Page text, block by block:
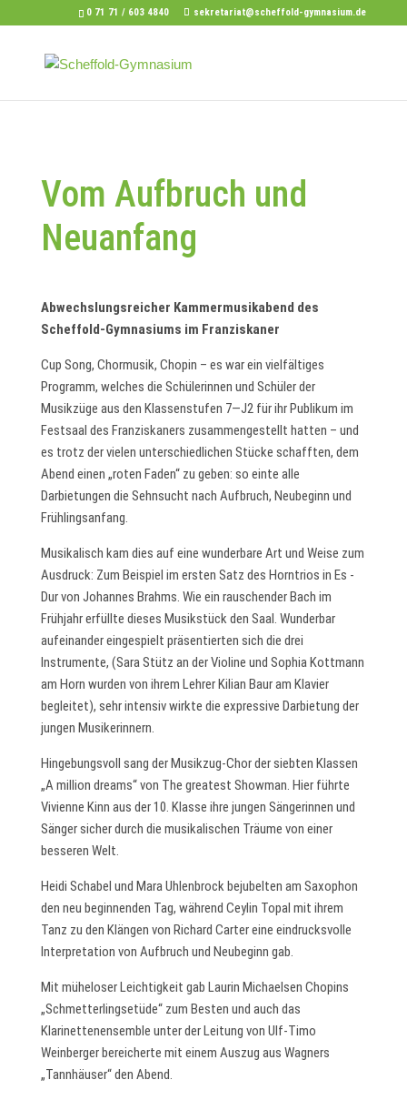
0 71 71 / 603 4840 sekretariat@scheffold-gymnasium.de
Vom Aufbruch und
Neuanfang
Abwechslungsreicher Kammermusikabend des
Scheffold-Gymnasiums im Franziskaner
Cup Song, Chormusik, Chopin – es war ein vielfältiges
Programm, welches die Schülerinnen und Schüler der
Musikzüge aus den Klassenstufen 7—J2 für ihr Publikum im
Festsaal des Franziskaners zusammengestellt hatten – und
es trotz der vielen unterschiedlichen Stücke schafften, dem
Abend einen „roten Faden“ zu geben: so einte alle
Darbietungen die Sehnsucht nach Aufbruch, Neubeginn und
Frühlingsanfang.
Musikalisch kam dies auf eine wunderbare Art und Weise zum
Ausdruck: Zum Beispiel im ersten Satz des Horntrios in Es -
Dur von Johannes Brahms. Wie ein rauschender Bach im
Frühjahr erfüllte dieses Musikstück den Saal. Wunderbar
aufeinander eingespielt präsentierten sich die drei
Instrumente, (Sara Stütz an der Violine und Sophia Kottmann
am Horn wurden von ihrem Lehrer Kilian Baur am Klavier
begleitet), sehr intensiv wirkte die expressive Darbietung der
jungen Musikerinnern.
Hingebungsvoll sang der Musikzug-Chor der siebten Klassen
„A million dreams“ von The greatest Showman. Hier führte
Vivienne Kinn aus der 10. Klasse ihre jungen Sängerinnen und
Sänger sicher durch die musikalischen Träume von einer
besseren Welt.
Heidi Schabel und Mara Uhlenbrock bejubelten am Saxophon
den neu beginnenden Tag, während Ceylin Topal mit ihrem
Tanz zu den Klängen von Richard Carter eine eindrucksvolle
Interpretation von Aufbruch und Neubeginn gab.
Mit müheloser Leichtigkeit gab Laurin Michaelsen Chopins
„Schmetterlingsetüde“ zum Besten und auch das
Klarinettenensemble unter der Leitung von Ulf-Timo
Weinberger bereicherte mit einem Auszug aus Wagners
„Tannhäuser“ den Abend.